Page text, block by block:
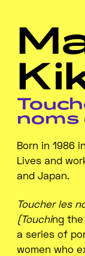
noms
Born in 1986
Lives and
and Japan.
Toucher les
(Touching the
a series of
women who